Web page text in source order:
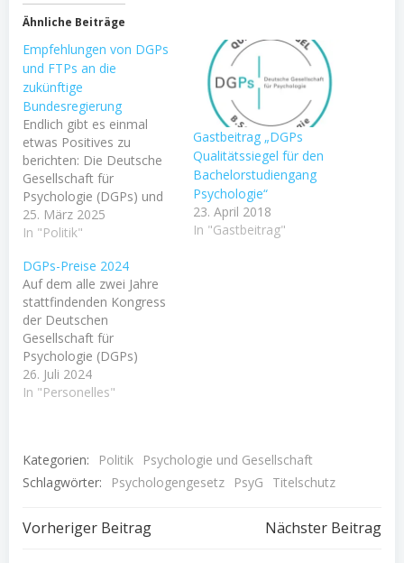
Ähnliche Beiträge
Empfehlungen von DGPs
und FTPs an die
zukünftige
Bundesregierung
Endlich gibt es einmal
etwas Positives zu
berichten: Die Deutsche
Gesellschaft für
Psychologie (DGPs) und
der Fakultätentag
Psychologie (FTPs) haben
evidenzbasierte
Empfehlungen für eine
zukunftsfähige
Politikgestaltung an die
zukünftige
Bundesregierung
formuliert, nachzulesen
hier! Warum mir das
psychologischer
Expertise…
25. März 2025
In "Politik"
Gastbeitrag „DGPs
Qualitätssiegel für den
Bachelorstudiengang
Psychologie“
23. April 2018
In "Gastbeitrag"
DGPs-Preise 2024
Auf dem alle zwei Jahre
stattfindenden Kongress
der Deutschen
Gesellschaft für
Psychologie (DGPs)
werden nicht nur Vorträge
gehalten, sondern auch
Konferenzort für den
nächsten (53.) DGPs-
erschienen Rundschreiben
des DGPs-Präsidenten
26. Juli 2024
In "Personelles"
Kategorien: Politik
Psychologie und Gesellschaft
Schlagwörter:
Psychologengesetz PsyG Titelschutz
Beitragsnavigation
Vorheriger Beitrag Nächster Beitrag